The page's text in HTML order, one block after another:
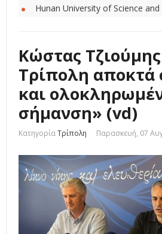
Hunan University of Science and
Κώστας
Τρίπολη αποκτά
και
σήμανση» (vd)
ΚατηγορίαΤρίπολη Παρασκευή, 07